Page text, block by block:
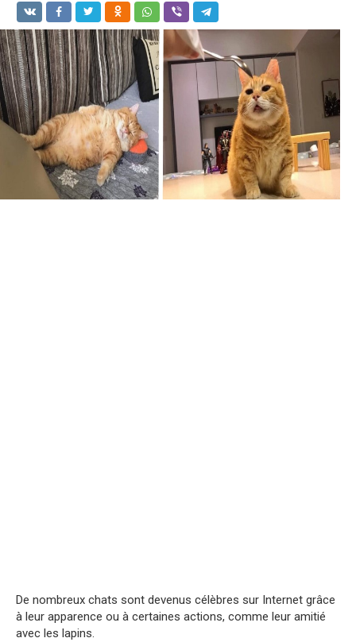
De nombreux chats sont devenus célèbres sur Internet grâce
à leur apparence ou à certaines actions, comme leur amitié
avec les lapins.